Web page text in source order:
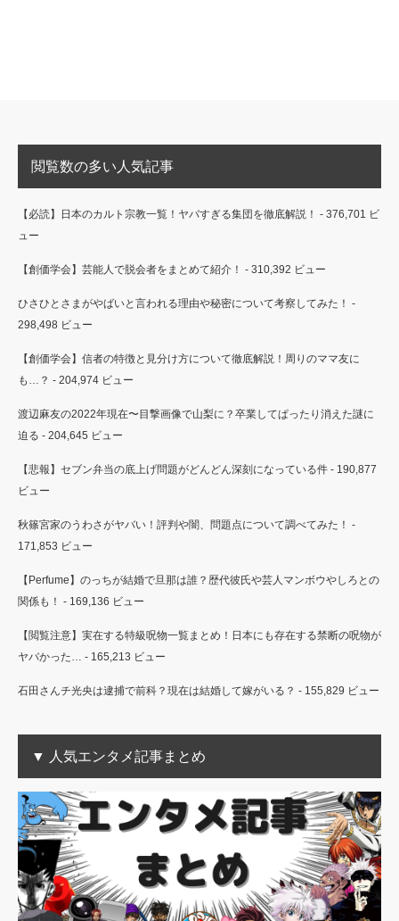
閲覧数の多い人気記事
【必読】日本のカルト宗教一覧！ヤバすぎる集団を徹底解説！ - 376,701 ビ
ュー
【創価学会】芸能人で脱会者をまとめて紹介！ - 310,392 ビュー
ひさひとさまがやばいと言われる理由や秘密について考察してみた！ -
298,498 ビュー
【創価学会】信者の特徴と見分け方について徹底解説！周りのママ友に
も…？ - 204,974 ビュー
渡辺麻友の2022年現在〜目撃画像で山梨に？卒業してぱったり消えた謎に
迫る - 204,645 ビュー
【悲報】セブン弁当の底上げ問題がどんどん深刻になっている件 - 190,877
ビュー
秋篠宮家のうわさがヤバい！評判や闇、問題点について調べてみた！ -
171,853 ビュー
【Perfume】のっちが結婚で旦那は誰？歴代彼氏や芸人マンボウやしろとの
関係も！ - 169,136 ビュー
【閲覧注意】実在する特級呪物一覧まとめ！日本にも存在する禁断の呪物が
ヤバかった… - 165,213 ビュー
石田さんチ光央は逮捕で前科？現在は結婚して嫁がいる？ - 155,829 ビュー
▼ 人気エンタメ記事まとめ